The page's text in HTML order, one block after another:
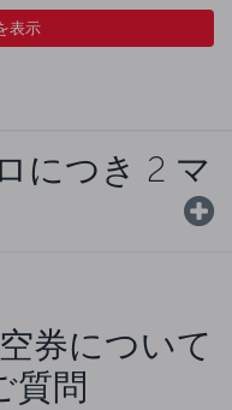
表示
につき 2 マ
券について
質問